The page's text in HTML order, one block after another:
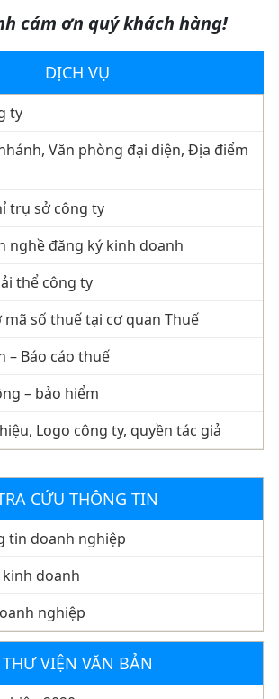
cám ơn quý khách hàng!
DỊCH VỤ
ty
Văn phòng đại diện, Địa điểm
trụ sở công ty
nghề đăng ký kinh doanh
thể công ty
số thuế tại cơ quan Thuế
– Báo cáo thuế
– bảo hiểm
Logo công ty, quyền tác giả
CỨU THÔNG TIN
tin doanh nghiệp
doanh
nghiệp
THƯ VIỆN VĂN BẢN